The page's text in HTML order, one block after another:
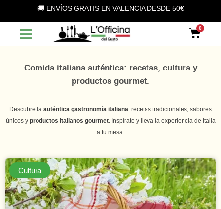
contenuto
🚚 ENVÍOS GRATIS EN VALENCIA DESDE 50€
Comida italiana auténtica: recetas, cultura y
productos gourmet.
Descubre la auténtica gastronomía italiana: recetas tradicionales, sabores
únicos yproductos italianos gourmet. Inspírate y lleva la experiencia de Italia
a tu mesa.
Cultura